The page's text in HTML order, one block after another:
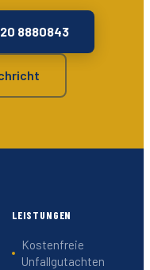
8880843
LEISTUNGEN
Kostenfreie
Unfallgutachten